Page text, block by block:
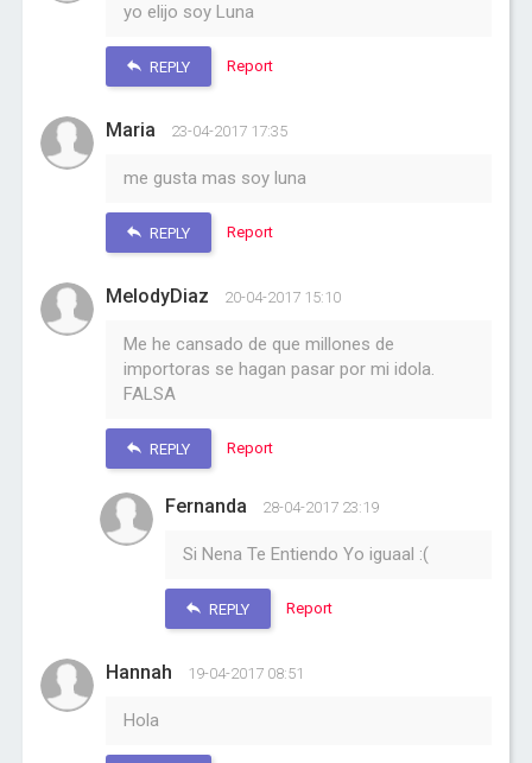
yo elijo soy Luna
REPLY Report
Maria 23-04-2017 17:35
me gusta mas soy luna
REPLY Report
MelodyDiaz 20-04-2017 15:10
Me he cansado de que millones de
importoras se hagan pasar por mi idola.
FALSA
REPLY Report
Fernanda 28-04-2017 23:19
Si Nena Te Entiendo Yo iguaal :(
REPLY Report
Hannah 19-04-2017 08:51
Hola